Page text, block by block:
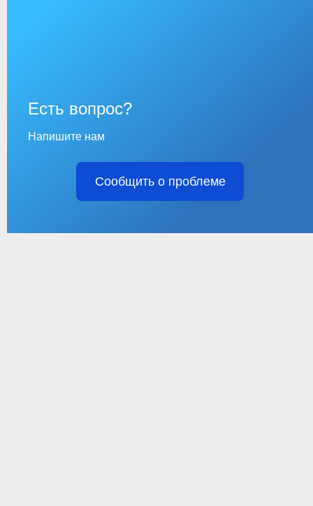
Есть вопрос?
Напишите нам
Сообщить о проблеме